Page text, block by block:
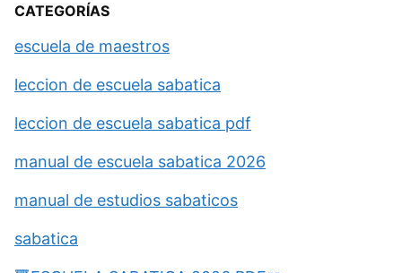
CATEGORÍAS
escuela de maestros
leccion de escuela sabatica
leccion de escuela sabatica pdf
manual de escuela sabatica 2026
manual de estudios sabaticos
sabatica